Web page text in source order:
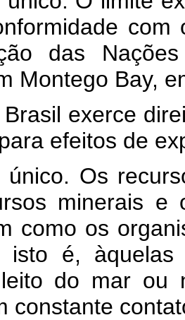
das
Montego Bay,
exerce
efeitos de
único. Os
minerais e
como os
isto é,
do mar ou
constante